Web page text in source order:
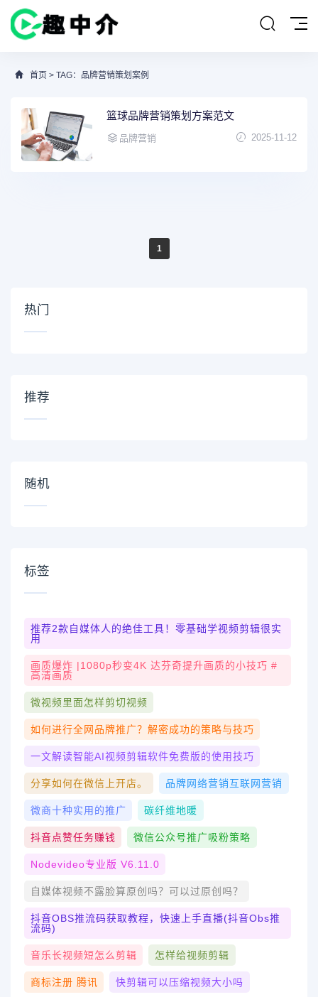
首页 > TAG：品牌营销策划案例
篮球品牌营销策划方案范文
品牌营销 2025-11-12
1
热门
推荐
随机
标签
推荐2款自媒体人的绝佳工具！零基础学视频剪辑很实
用
画质爆炸 |1080p秒变4K 达芬奇提升画质的小技巧 #
高清画质
微视频里面怎样剪切视频
如何进行全网品牌推广？解密成功的策略与技巧
一文解读智能AI视频剪辑软件免费版的使用技巧
分享如何在微信上开店。 品牌网络营销互联网营销
微商十种实用的推广 碳纤维地暖
抖音点赞任务赚钱 微信公众号推广吸粉策略
Nodevideo专业版 V6.11.0
自媒体视频不露脸算原创吗？可以过原创吗？
抖音OBS推流码获取教程，快速上手直播(抖音obs推
流码)
音乐长视频短怎么剪辑 怎样给视频剪辑
商标注册 腾讯 快剪辑可以压缩视频大小吗